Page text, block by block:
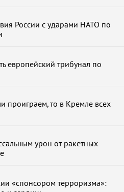
России с ударами НАТО по
европейский трибунал по
проиграем, то в Кремле всех
урон от ракетных
«спонсором терроризма»: